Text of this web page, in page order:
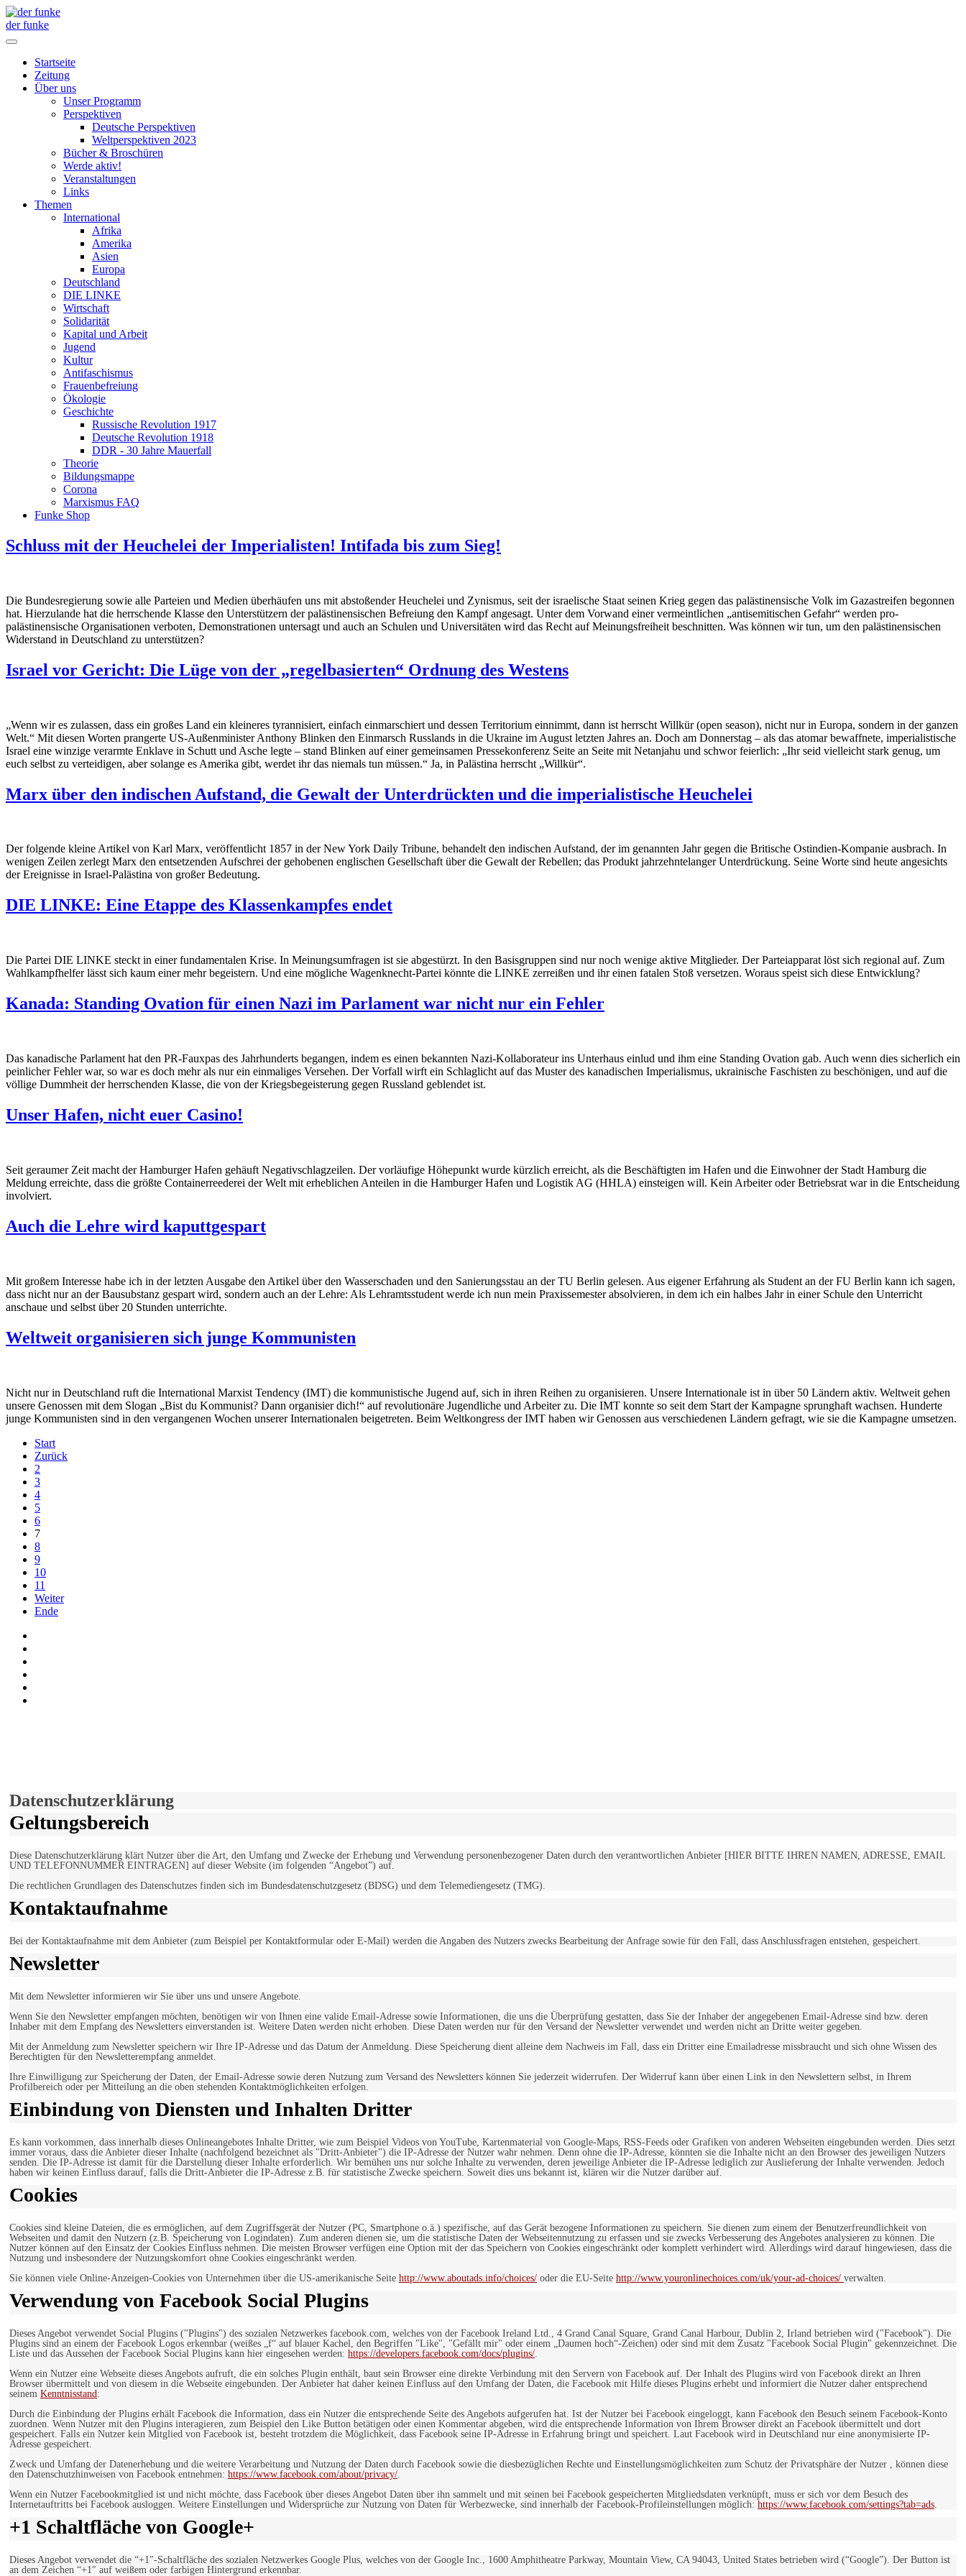
der funke
Startseite
Zeitung
Über uns
Unser Programm
Perspektiven
Deutsche Perspektiven
Weltperspektiven 2023
Bücher & Broschüren
Werde aktiv!
Veranstaltungen
Links
Themen
International
Afrika
Amerika
Asien
Europa
Deutschland
DIE LINKE
Wirtschaft
Solidarität
Kapital und Arbeit
Jugend
Kultur
Antifaschismus
Frauenbefreiung
Ökologie
Geschichte
Russische Revolution 1917
Deutsche Revolution 1918
DDR - 30 Jahre Mauerfall
Theorie
Bildungsmappe
Corona
Marxismus FAQ
Funke Shop
Schluss mit der Heuchelei der Imperialisten! Intifada bis zum Sieg!
Die Bundesregierung sowie alle Parteien und Medien überhäufen uns mit abstoßender Heuchelei und Zynismus, seit der israelische Staat seinen Krieg gegen das palästinensische Volk im Gazastreifen begonnen
hat. Hierzulande hat die herrschende Klasse den Unterstützern der palästinensischen Befreiung den Kampf angesagt. Unter dem Vorwand einer vermeintlichen „antisemitischen Gefahr“ werden pro-
palästinensische Organisationen verboten, Demonstrationen untersagt und auch an Schulen und Universitäten wird das Recht auf Meinungsfreiheit beschnitten. Was können wir tun, um den palästinensischen
Widerstand in Deutschland zu unterstützen?
Israel vor Gericht: Die Lüge von der „regelbasierten“ Ordnung des Westens
„Wenn wir es zulassen, dass ein großes Land ein kleineres tyrannisiert, einfach einmarschiert und dessen Territorium einnimmt, dann ist herrscht Willkür (open season), nicht nur in Europa, sondern in der ganzen
Welt.“ Mit diesen Worten prangerte US-Außenminister Anthony Blinken den Einmarsch Russlands in die Ukraine im August letzten Jahres an. Doch am Donnerstag – als das atomar bewaffnete, imperialistische
Israel eine winzige verarmte Enklave in Schutt und Asche legte – stand Blinken auf einer gemeinsamen Pressekonferenz Seite an Seite mit Netanjahu und schwor feierlich: „Ihr seid vielleicht stark genug, um
euch selbst zu verteidigen, aber solange es Amerika gibt, werdet ihr das niemals tun müssen.“ Ja, in Palästina herrscht „Willkür“.
Marx über den indischen Aufstand, die Gewalt der Unterdrückten und die imperialistische Heuchelei
Der folgende kleine Artikel von Karl Marx, veröffentlicht 1857 in derNew York Daily Tribune, behandelt den indischen Aufstand, der im genannten Jahr gegen die Britische Ostindien-Kompanie ausbrach. In
wenigen Zeilen zerlegt Marx den entsetzenden Aufschrei der gehobenen englischen Gesellschaft über die Gewalt der Rebellen; das Produkt jahrzehntelanger Unterdrückung. Seine Worte sind heute angesichts
der Ereignisse in Israel-Palästina von großer Bedeutung.
DIE LINKE: Eine Etappe des Klassenkampfes endet
Die Partei DIE LINKE steckt in einer fundamentalen Krise. In Meinungsumfragen ist sie abgestürzt. In den Basisgruppen sind nur noch wenige aktive Mitglieder. Der Parteiapparat löst sich regional auf. Zum
Wahlkampfhelfer lässt sich kaum einer mehr begeistern. Und eine mögliche Wagenknecht-Partei könnte die LINKE zerreißen und ihr einen fatalen Stoß versetzen. Woraus speist sich diese Entwicklung?
Kanada: Standing Ovation für einen Nazi im Parlament war nicht nur ein Fehler
Das kanadische Parlament hat den PR-Fauxpas des Jahrhunderts begangen, indem es einen bekannten Nazi-Kollaborateur ins Unterhaus einlud und ihm eine Standing Ovation gab. Auch wenn dies sicherlich ein
peinlicher Fehler war, so war es doch mehr als nur ein einmaliges Versehen. Der Vorfall wirft ein Schlaglicht auf das Muster des kanadischen Imperialismus, ukrainische Faschisten zu beschönigen, und auf die
völlige Dummheit der herrschenden Klasse, die von der Kriegsbegeisterung gegen Russland geblendet ist.
Unser Hafen, nicht euer Casino!
Seit geraumer Zeit macht der Hamburger Hafen gehäuft Negativschlagzeilen. Der vorläufige Höhepunkt wurde kürzlich erreicht, als die Beschäftigten im Hafen und die Einwohner der Stadt Hamburg die
Meldung erreichte, dass die größte Containerreederei der Welt mit erheblichen Anteilen in die Hamburger Hafen und Logistik AG (HHLA) einsteigen will. Kein Arbeiter oder Betriebsrat war in die Entscheidung
involviert.
Auch die Lehre wird kaputtgespart
Mit großem Interesse habe ich in der letzten Ausgabe den Artikel über den Wasserschaden und den Sanierungsstau an der TU Berlin gelesen. Aus eigener Erfahrung als Student an der FU Berlin kann ich sagen,
dass nicht nur an der Bausubstanz gespart wird, sondern auch an der Lehre: Als Lehramtsstudent werde ich nun mein Praxissemester absolvieren, in dem ich ein halbes Jahr in einer Schule den Unterricht
anschaue und selbst über 20 Stunden unterrichte.
Weltweit organisieren sich junge Kommunisten
Nicht nur in Deutschland ruft die International Marxist Tendency (IMT) die kommunistische Jugend auf, sich in ihren Reihen zu organisieren. Unsere Internationale ist in über 50 Ländern aktiv. Weltweit gehen
unsere Genossen mit dem Slogan „Bist du Kommunist? Dann organisier dich!“ auf revolutionäre Jugendliche und Arbeiter zu. Die IMT konnte so seit dem Start der Kampagne sprunghaft wachsen. Hunderte
junge Kommunisten sind in den vergangenen Wochen unserer Internationalen beigetreten. Beim Weltkongress der IMT haben wir Genossen aus verschiedenen Ländern gefragt, wie sie die Kampagne umsetzen.
Start
Zurück
2
3
4
5
6
7
8
9
10
11
Weiter
Ende
Datenschutzerklärung
Geltungsbereich
Diese Datenschutzerklärung klärt Nutzer über die Art, den Umfang und Zwecke der Erhebung und Verwendung personenbezogener Daten durch den verantwortlichen Anbieter [HIER BITTE IHREN NAMEN, ADRESSE, EMAIL
UND TELEFONNUMMER EINTRAGEN] auf dieser Website (im folgenden “Angebot”) auf.
Die rechtlichen Grundlagen des Datenschutzes finden sich im Bundesdatenschutzgesetz (BDSG) und dem Telemediengesetz (TMG).
Kontaktaufnahme
Bei der Kontaktaufnahme mit dem Anbieter (zum Beispiel per Kontaktformular oder E-Mail) werden die Angaben des Nutzers zwecks Bearbeitung der Anfrage sowie für den Fall, dass Anschlussfragen entstehen, gespeichert.
Newsletter
Mit dem Newsletter informieren wir Sie über uns und unsere Angebote.
Wenn Sie den Newsletter empfangen möchten, benötigen wir von Ihnen eine valide Email-Adresse sowie Informationen, die uns die Überprüfung gestatten, dass Sie der Inhaber der angegebenen Email-Adresse sind bzw. deren
Inhaber mit dem Empfang des Newsletters einverstanden ist. Weitere Daten werden nicht erhoben. Diese Daten werden nur für den Versand der Newsletter verwendet und werden nicht an Dritte weiter gegeben.
Mit der Anmeldung zum Newsletter speichern wir Ihre IP-Adresse und das Datum der Anmeldung. Diese Speicherung dient alleine dem Nachweis im Fall, dass ein Dritter eine Emailadresse missbraucht und sich ohne Wissen des
Berechtigten für den Newsletterempfang anmeldet.
Ihre Einwilligung zur Speicherung der Daten, der Email-Adresse sowie deren Nutzung zum Versand des Newsletters können Sie jederzeit widerrufen. Der Widerruf kann über einen Link in den Newslettern selbst, in Ihrem
Profilbereich oder per Mitteilung an die oben stehenden Kontaktmöglichkeiten erfolgen.
Einbindung von Diensten und Inhalten Dritter
Es kann vorkommen, dass innerhalb dieses Onlineangebotes Inhalte Dritter, wie zum Beispiel Videos von YouTube, Kartenmaterial von Google-Maps, RSS-Feeds oder Grafiken von anderen Webseiten eingebunden werden. Dies setzt
immer voraus, dass die Anbieter dieser Inhalte (nachfolgend bezeichnet als "Dritt-Anbieter") die IP-Adresse der Nutzer wahr nehmen. Denn ohne die IP-Adresse, könnten sie die Inhalte nicht an den Browser des jeweiligen Nutzers
senden. Die IP-Adresse ist damit für die Darstellung dieser Inhalte erforderlich. Wir bemühen uns nur solche Inhalte zu verwenden, deren jeweilige Anbieter die IP-Adresse lediglich zur Auslieferung der Inhalte verwenden. Jedoch
haben wir keinen Einfluss darauf, falls die Dritt-Anbieter die IP-Adresse z.B. für statistische Zwecke speichern. Soweit dies uns bekannt ist, klären wir die Nutzer darüber auf.
Cookies
Cookies sind kleine Dateien, die es ermöglichen, auf dem Zugriffsgerät der Nutzer (PC, Smartphone o.ä.) spezifische, auf das Gerät bezogene Informationen zu speichern. Sie dienen zum einem der Benutzerfreundlichkeit von
Webseiten und damit den Nutzern (z.B. Speicherung von Logindaten). Zum anderen dienen sie, um die statistische Daten der Webseitennutzung zu erfassen und sie zwecks Verbesserung des Angebotes analysieren zu können. Die
Nutzer können auf den Einsatz der Cookies Einfluss nehmen. Die meisten Browser verfügen eine Option mit der das Speichern von Cookies eingeschränkt oder komplett verhindert wird. Allerdings wird darauf hingewiesen, dass die
Nutzung und insbesondere der Nutzungskomfort ohne Cookies eingeschränkt werden.
Sie können viele Online-Anzeigen-Cookies von Unternehmen über die US-amerikanische Seite http://www.aboutads.info/choices/ oder die EU-Seite http://www.youronlinechoices.com/uk/your-ad-choices/ verwalten.
Verwendung von Facebook Social Plugins
Dieses Angebot verwendet Social Plugins ("Plugins") des sozialen Netzwerkes facebook.com, welches von der Facebook Ireland Ltd., 4 Grand Canal Square, Grand Canal Harbour, Dublin 2, Irland betrieben wird ("Facebook"). Die
Plugins sind an einem der Facebook Logos erkennbar (weißes „f“ auf blauer Kachel, den Begriffen "Like", "Gefällt mir" oder einem „Daumen hoch“-Zeichen) oder sind mit dem Zusatz "Facebook Social Plugin" gekennzeichnet. Die
Liste und das Aussehen der Facebook Social Plugins kann hier eingesehen werden: https://developers.facebook.com/docs/plugins/.
Wenn ein Nutzer eine Webseite dieses Angebots aufruft, die ein solches Plugin enthält, baut sein Browser eine direkte Verbindung mit den Servern von Facebook auf. Der Inhalt des Plugins wird von Facebook direkt an Ihren
Browser übermittelt und von diesem in die Webseite eingebunden. Der Anbieter hat daher keinen Einfluss auf den Umfang der Daten, die Facebook mit Hilfe dieses Plugins erhebt und informiert die Nutzer daher entsprechend
seinem Kenntnisstand:
Durch die Einbindung der Plugins erhält Facebook die Information, dass ein Nutzer die entsprechende Seite des Angebots aufgerufen hat. Ist der Nutzer bei Facebook eingeloggt, kann Facebook den Besuch seinem Facebook-Konto
zuordnen. Wenn Nutzer mit den Plugins interagieren, zum Beispiel den Like Button betätigen oder einen Kommentar abgeben, wird die entsprechende Information von Ihrem Browser direkt an Facebook übermittelt und dort
gespeichert. Falls ein Nutzer kein Mitglied von Facebook ist, besteht trotzdem die Möglichkeit, dass Facebook seine IP-Adresse in Erfahrung bringt und speichert. Laut Facebook wird in Deutschland nur eine anonymisierte IP-
Adresse gespeichert.
Zweck und Umfang der Datenerhebung und die weitere Verarbeitung und Nutzung der Daten durch Facebook sowie die diesbezüglichen Rechte und Einstellungsmöglichkeiten zum Schutz der Privatsphäre der Nutzer , können diese
den Datenschutzhinweisen von Facebook entnehmen: https://www.facebook.com/about/privacy/.
Wenn ein Nutzer Facebookmitglied ist und nicht möchte, dass Facebook über dieses Angebot Daten über ihn sammelt und mit seinen bei Facebook gespeicherten Mitgliedsdaten verknüpft, muss er sich vor dem Besuch des
Internetauftritts bei Facebook ausloggen. Weitere Einstellungen und Widersprüche zur Nutzung von Daten für Werbezwecke, sind innerhalb der Facebook-Profileinstellungen möglich: https://www.facebook.com/settings?tab=ads.
+1 Schaltfläche von Google+
Dieses Angebot verwendet die “+1″-Schaltfläche des sozialen Netzwerkes Google Plus, welches von der Google Inc., 1600 Amphitheatre Parkway, Mountain View, CA 94043, United States betrieben wird (“Google”). Der Button ist
an dem Zeichen “+1″ auf weißem oder farbigen Hintergrund erkennbar.